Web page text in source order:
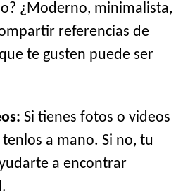
¿Moderno, minimalista,
referencias de
te gusten puede ser
Si tienes fotos o videos
a mano. Si no, tu
a encontrar